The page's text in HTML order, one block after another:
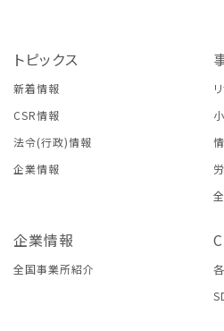
トピックス
新着情報
CSR情報
法令(行政)情報
企業情報
企業情報
全国事業所紹介